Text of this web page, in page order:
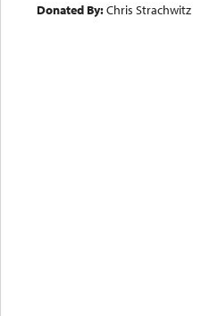
Donated By:Chris Strachwitz